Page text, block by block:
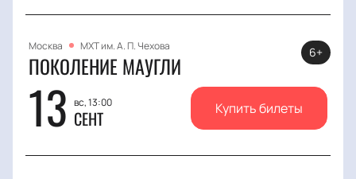
Москва МХТ им. А. П. Чехова
ПОКОЛЕНИЕ МАУГЛИ
13 вс, 13:00
СЕНТ
6+
Купить билеты